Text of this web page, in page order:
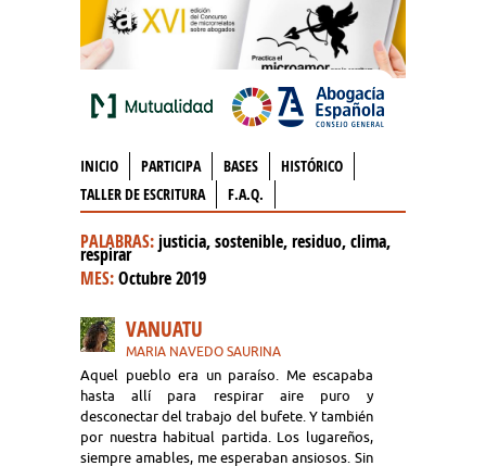
INICIO PARTICIPA BASES
HISTÓRICO
TALLER DE ESCRITURA
F.A.Q.
PALABRAS: justicia, sostenible, residuo, clima,
respirar
MES:Octubre 2019
VANUATU
MARIA NAVEDO SAURINA
Aquel pueblo era un paraíso. Me escapaba
hasta allí para respirar aire puro y
desconectar del trabajo del bufete. Y también
por nuestra habitual partida. Los lugareños,
siempre amables, me esperaban ansiosos. Sin